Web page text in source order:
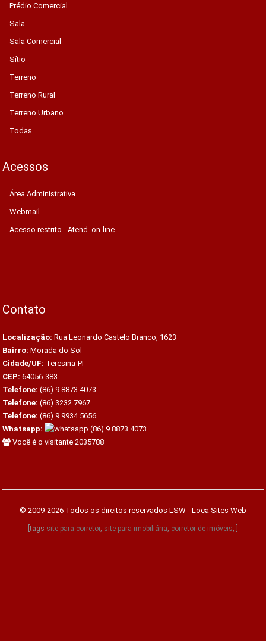
Prédio Comercial
Sala
Sala Comercial
Sítio
Terreno
Terreno Rural
Terreno Urbano
Todas
Acessos
Área Administrativa
Webmail
Acesso restrito - Atend. on-line
Contato
Localização: Rua Leonardo Castelo Branco, 1623
Bairro: Morada do Sol
Cidade/UF: Teresina-PI
CEP: 64056-383
Telefone: (86) 9 8873 4073
Telefone: (86) 3232 7967
Telefone: (86) 9 9934 5656
Whatsapp:
(86) 9 8873 4073
Você é o visitante 2035788
© 2009-2026 Todos os direitos reservados LSW - Loca Sites Web
[tags site para corretor, site para imobiliária, corretor de imóveis, ]